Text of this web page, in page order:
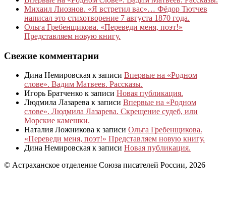
Михаил Лиознов. «Я встретил вас»… Фёдор Тютчев
написал это стихотворение 7 августа 1870 года.
Ольга Гребенщикова. «Переведи меня, поэт!»
Представляем новую книгу.
Свежие комментарии
Дина Немировская к записи Впервые на «Родном
слове». Вадим Матвеев. Рассказы.
Игорь Братченко к записи Новая публикация.
Людмила Лазарева к записи Впервые на «Родном
слове». Людмила Лазарева. Скрещение судеб, или
Морские камешки.
Наталия Ложникова к записи Ольга Гребенщикова.
«Переведи меня, поэт!» Представляем новую книгу.
Дина Немировская к записи Новая публикация.
© Астраханское отделение Союза писателей России, 2026